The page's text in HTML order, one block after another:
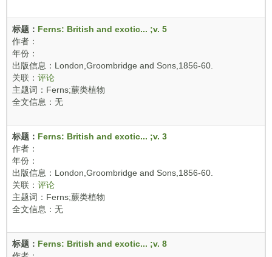
标题： Ferns: British and exotic... ;v. 5
作者：
年份：
出版信息：London,Groombridge and Sons,1856-60.
关联： 评论
主题词：Ferns;蕨类植物
全文信息：无
标题： Ferns: British and exotic... ;v. 3
作者：
年份：
出版信息：London,Groombridge and Sons,1856-60.
关联： 评论
主题词：Ferns;蕨类植物
全文信息：无
标题： Ferns: British and exotic... ;v. 8